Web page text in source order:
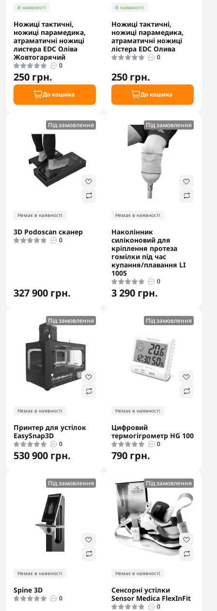
В наявності
Ножиці тактичні,
ножиці парамедика,
атраматичні ножиці
листера EDC Оліва
Жовтогарячий
0
250 грн.
До кошика
В наявності
Ножиці тактичні,
ножиці парамедика,
атраматичні ножиці
лістера EDC Олива
0
250 грн.
До кошика
Під замовлення
Немає в наявності
3D Podoscan сканер
0
327 900 грн.
Під замовлення
Немає в наявності
Наколінник
силіконовий для
кріплення протеза
гомілки під час
купання/плавання LI
1005
0
3 290 грн.
Під замовлення
Немає в наявності
Принтер для устілок
EasySnap3D
0
530 900 грн.
Під замовлення
Немає в наявності
Цифровий
термогігрометр HG 100
0
790 грн.
Під замовлення
Немає в наявності
Spine 3D
0
Під замовлення
Немає в наявності
Сенсорні устілки
Sensor Medica FlexInFit
0